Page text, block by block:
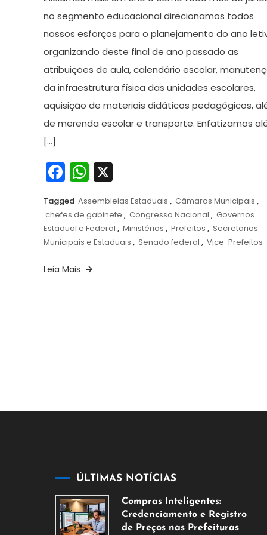
no segmento educacional direcionamos todos
nossos esforços para o planejamento do ano
organizando deste final de ano passado as
atribuições de aula, calendário escolar,
da infraestrutura física das unidades escolares,
aquisição de materiais didáticos pedagógicos,
de merenda escolar e transporte. Enfatizamos
[…]
Facebook
WhatsApp
X
Tagged Assembleias Estaduais , Câmaras Municipais ,
chefes de gabinete , Congresso Nacional , Governos
Estadual e Federal , Ministérios , Prefeitos , Secretarias
Municipais e Estaduais , Senado federal , Vice-Prefeitos
Leia Mais
ÚLTIMAS NOTÍCIAS
Compras Inteligentes:
Credenciamento e Registro
de Preços nas Prefeituras